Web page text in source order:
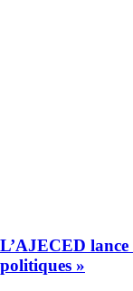
L’AJECED lance
politiques »